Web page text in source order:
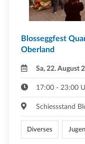
Blosseggfest
Oberland
Sa, 22. August
17:00 - 23:00
Schiessstand
Diverses